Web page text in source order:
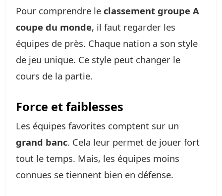
Pour comprendre le classement groupe A
coupe du monde, il faut regarder les
équipes de près. Chaque nation a son style
de jeu unique. Ce style peut changer le
cours de la partie.
Force et faiblesses
Les équipes favorites comptent sur un
grand banc. Cela leur permet de jouer fort
tout le temps. Mais, les équipes moins
connues se tiennent bien en défense.